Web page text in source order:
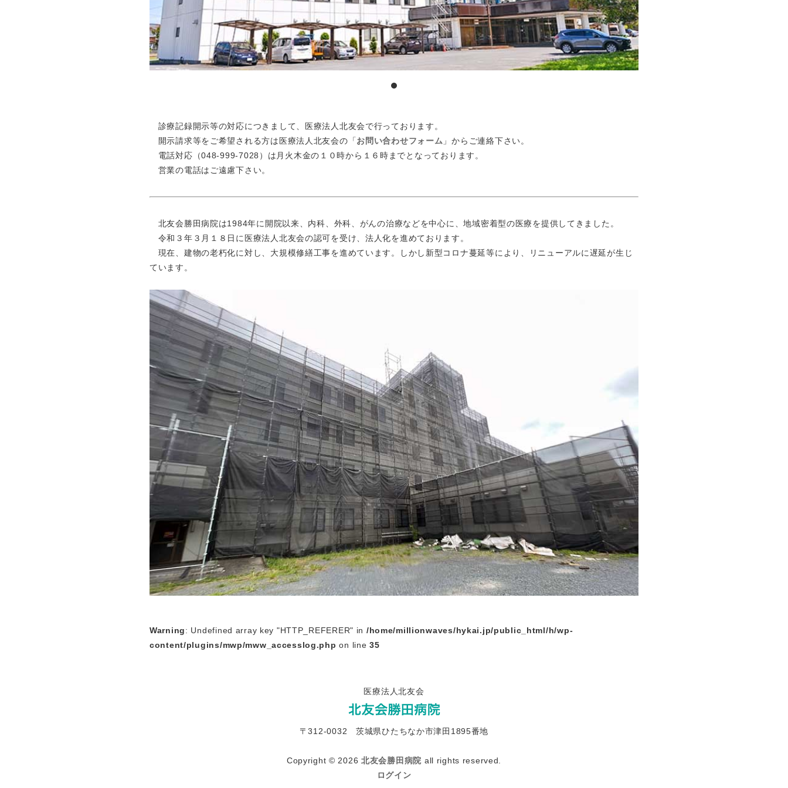
診療記録開示等の対応につきまして、医療法人北友会で行っております。
開示請求等をご希望される方は医療法人北友会の「お問い合わせフォーム 」からご連絡下さい。
電話対応（048-999-7028）は月火木金の１０時から１６時までとなっております。
営業の電話はご遠慮下さい。
北友会勝田病院は1984年に開院以来、内科、外科、がんの治療などを中心に、地域密着型の医療を提供してきました。
令和３年３月１８日に医療法人北友会の認可を受け、法人化を進めております。
現在、建物の老朽化に対し、大規模修繕工事を進めています。しかし新型コロナ蔓延等により、リニューアルに遅延が生じ
ています。
Warning: Undefined array key "HTTP_REFERER" in /home/millionwaves/hykai.jp/public_html/h/wp-
content/plugins/mwp/mww_accesslog.php on line35
医療法人北友会
〒312-0032 茨城県ひたちなか市津田1895番地
Copyright © 2026北友会勝田病院 all rights reserved.
ログイン